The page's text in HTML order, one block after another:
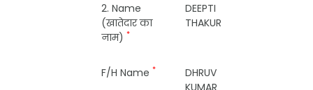
2. Name
(खातेदार का
नाम) *
DEEPTI
THAKUR
F/H Name *
DHRUV
KUMAR